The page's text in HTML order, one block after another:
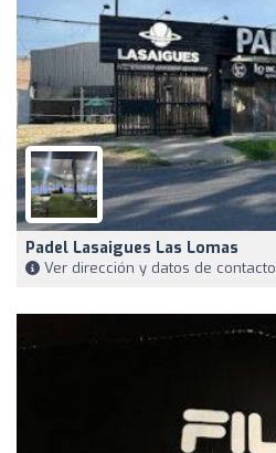
Padel Lasaigues Las Lomas
Ver dirección y datos de contacto